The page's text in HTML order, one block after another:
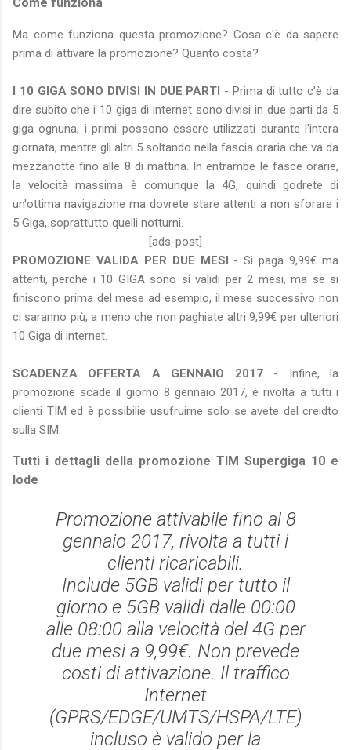
Ma come funziona questa promozione? Cosa c'è da sapere
prima di attivare la promozione? Quanto costa?
I 10 GIGA SONO DIVISI IN DUE PARTI - Prima di tutto c'è da
dire subito che i 10 giga di internet sono divisi in due parti da 5
giga ognuna, i primi possono essere utilizzati durante l'intera
giornata, mentre gli altri 5 soltando nella fascia oraria che va da
mezzanotte fino alle 8 di mattina. In entrambe le fasce orarie,
la velocità massima è comunque la 4G, quindi godrete di
un'ottima navigazione ma dovrete stare attenti a non sforare i
5 Giga, soprattutto quelli notturni.
[ads-post]
PROMOZIONE VALIDA PER DUE MESI - Si paga 9,99€ ma
attenti, perché i 10 GIGA sono sì validi per 2 mesi, ma se si
finiscono prima del mese ad esempio, il mese successivo non
ci saranno più, a meno che non paghiate altri 9,99€ per ulteriori
10 Giga di internet.
SCADENZA OFFERTA A GENNAIO 2017- Infine, la
promozione scade il giorno 8 gennaio 2017, è rivolta a tutti i
clienti TIM ed è possibilie usufruirne solo se avete del creidto
sulla SIM.
Tutti i dettagli della promozione TIM Supergiga 10 e
lode
Promozione attivabile fino al 8
gennaio 2017, rivolta a tutti i
clienti ricaricabili.
Include 5GB validi per tutto il
giorno e 5GB validi dalle 00:00
alle 08:00 alla velocità del 4G per
due mesi a 9,99€. Non prevede
costi di attivazione. Il traffico
Internet
(GPRS/EDGE/UMTS/HSPA/LTE)
incluso è valido per la